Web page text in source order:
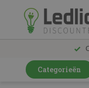
Categorieën